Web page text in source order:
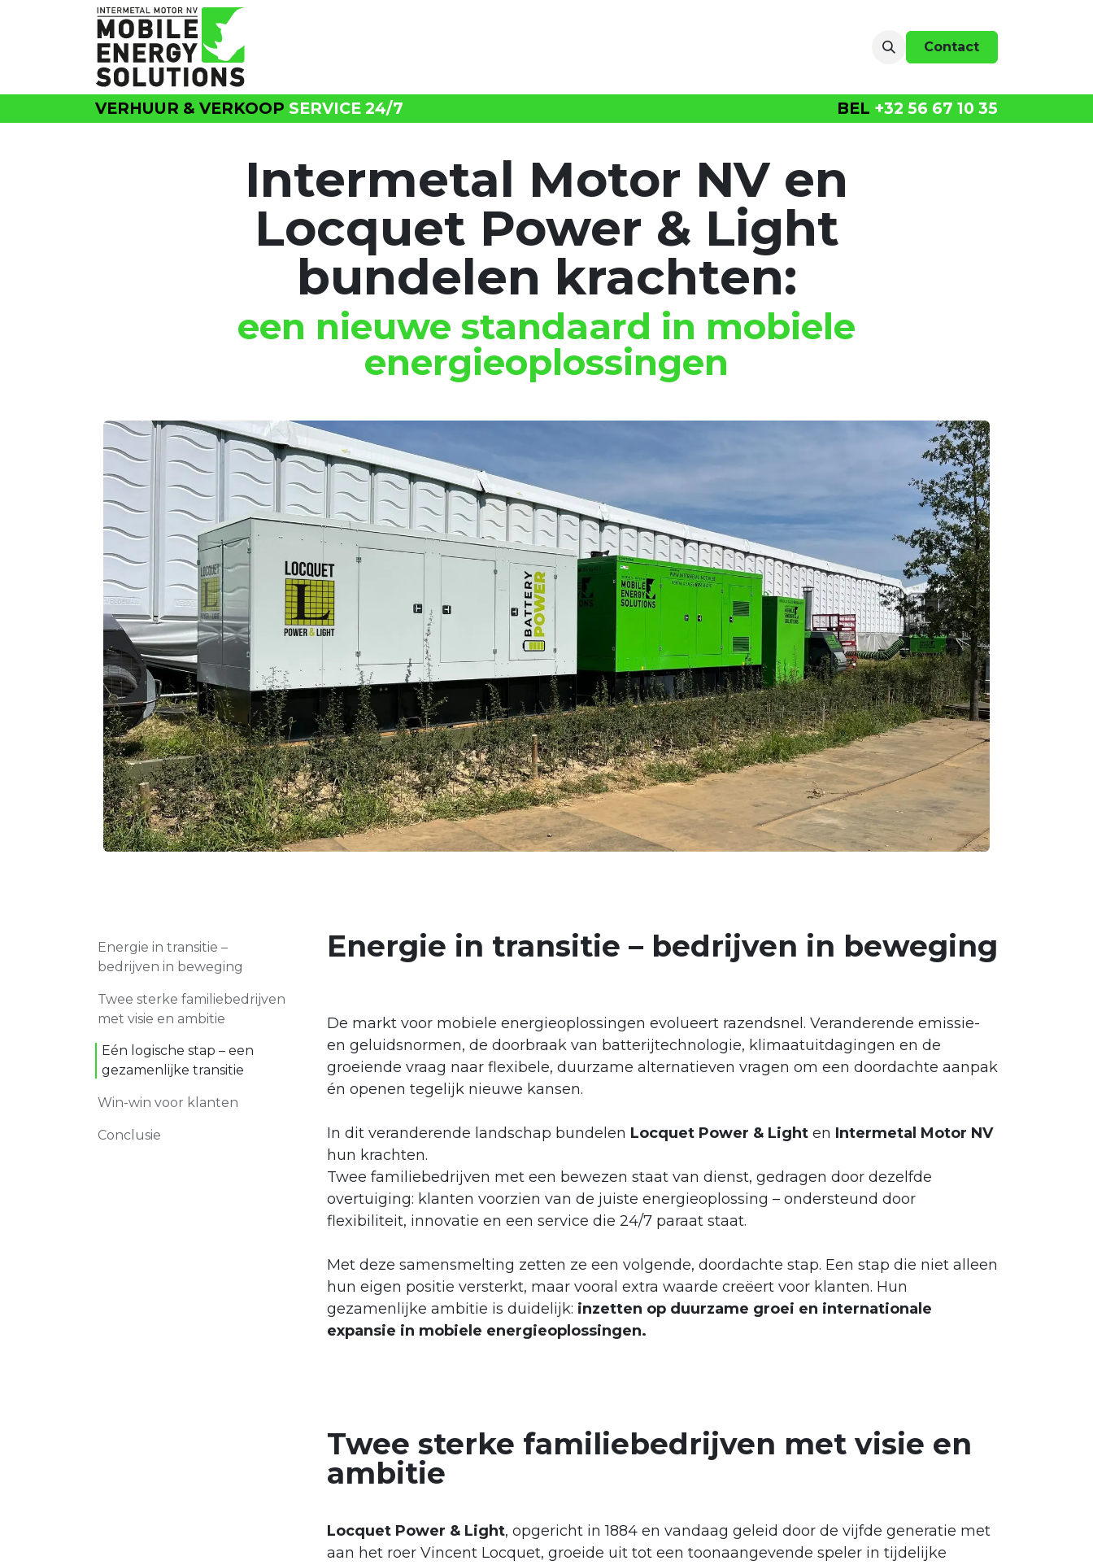
Overslaan naar inhoud
Contact
VERHUUR & VERKOOP SERVICE 24/7 BEL +32 56 67 10 35
Intermetal Motor NV en
Locquet Power & Light
bundelen krachten:
een nieuwe standaard in mobiele
energieoplossingen
Energie in transitie –
bedrijven in beweging
Twee sterke familiebedrijven
met visie en ambitie
Eén logische stap – een
gezamenlijke transitie
Win-win voor klanten
Conclusie
Energie in transitie – bedrijven in beweging
De markt voor mobiele energieoplossingen evolueert razendsnel. Veranderende emissie-
en geluidsnormen, de doorbraak van batterijtechnologie, klimaatuitdagingen en de
groeiende vraag naar flexibele, duurzame alternatieven vragen om een doordachte aanpak
én openen tegelijk nieuwe kansen.
In dit veranderende landschap bundelen Locquet Power & Light en Intermetal Motor NV
hun krachten.
Twee familiebedrijven met een bewezen staat van dienst, gedragen door dezelfde
overtuiging: klanten voorzien van de juiste energieoplossing – ondersteund door
flexibiliteit, innovatie en een service die 24/7 paraat staat.
Met deze samensmelting zetten ze een volgende, doordachte stap. Een stap die niet alleen
hun eigen positie versterkt, maar vooral extra waarde creëert voor klanten. Hun
gezamenlijke ambitie is duidelijk: inzetten op duurzame groei en internationale
expansie in mobiele energieoplossingen.
Twee sterke familiebedrijven met visie en
ambitie
Locquet Power & Light, opgericht in 1884 en vandaag geleid door de vijfde generatie met
aan het roer Vincent Locquet, groeide uit tot een toonaangevende speler in tijdelijke